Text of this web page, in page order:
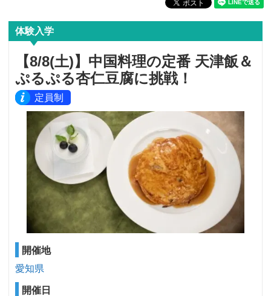
体験入学
【8/8(土)】中国料理の定番 天津飯＆
ぷるぷる杏仁豆腐に挑戦！
定員制
開催地
愛知県
開催日